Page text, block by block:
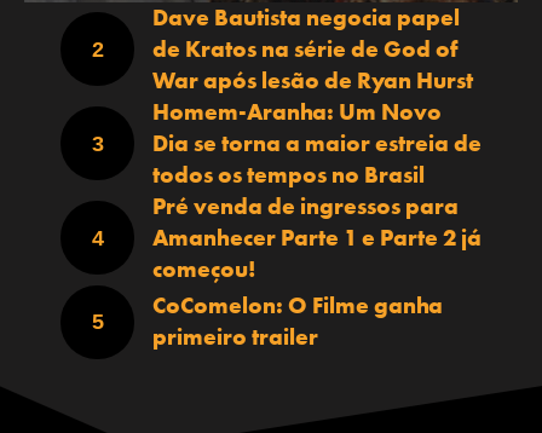
Dave Bautista negocia papel
de Kratos na série de God of
War após lesão de Ryan Hurst
Homem-Aranha: Um Novo
Dia se torna a maior estreia de
todos os tempos no Brasil
Pré venda de ingressos para
Amanhecer Parte 1 e Parte 2 já
começou!
CoComelon: O Filme ganha
primeiro trailer